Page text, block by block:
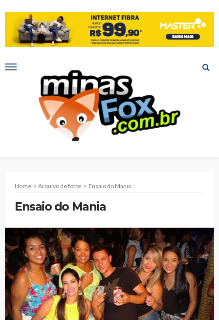
Home Arquivo de fotos Ensaio do Mania
Ensaio do Mania